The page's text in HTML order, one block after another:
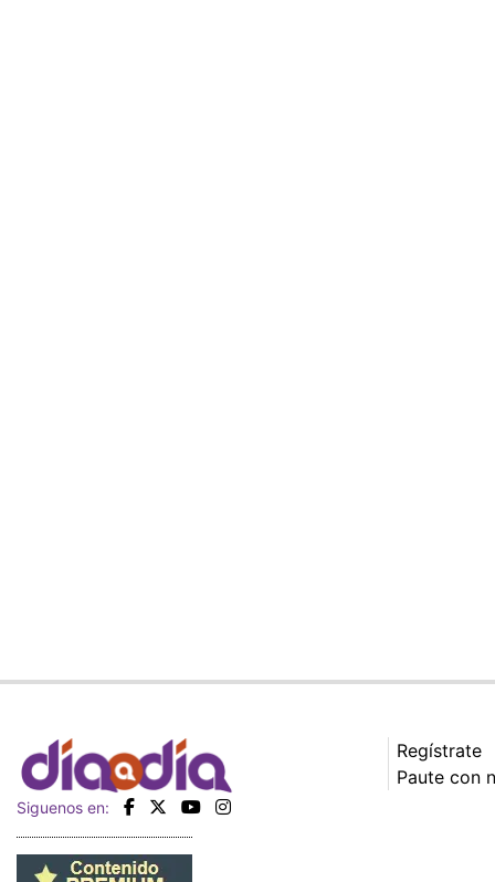
Siguenos en:
Regístrate
Paute con